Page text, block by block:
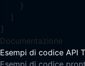
    }
  ]
}
Documentazione
Esempi di codice API
Esempi di codice